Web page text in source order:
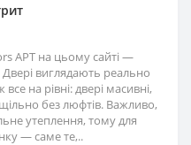
АРТ на цьому сайті —
виглядають реально
на рівні: двері масивні,
без люфтів. Важливо,
утеплення, тому для
— саме те,..